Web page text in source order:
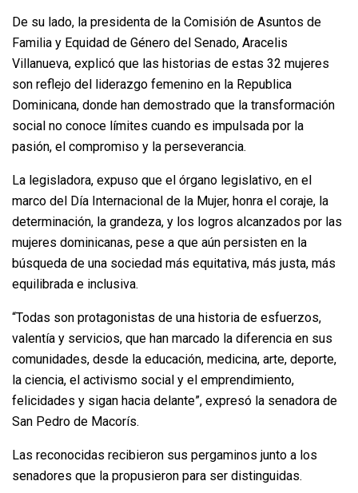
De su lado, la presidenta de la Comisión de Asuntos de
Familia y Equidad de Género del Senado, Aracelis
Villanueva, explicó que las historias de estas 32 mujeres
son reflejo del liderazgo femenino en la Republica
Dominicana, donde han demostrado que la transformación
social no conoce límites cuando es impulsada por la
pasión, el compromiso y la perseverancia.
La legisladora, expuso que el órgano legislativo, en el
marco del Día Internacional de la Mujer, honra el coraje, la
determinación, la grandeza, y los logros alcanzados por las
mujeres dominicanas, pese a que aún persisten en la
búsqueda de una sociedad más equitativa, más justa, más
equilibrada e inclusiva.
“Todas son protagonistas de una historia de esfuerzos,
valentía y servicios, que han marcado la diferencia en sus
comunidades, desde la educación, medicina, arte, deporte,
la ciencia, el activismo social y el emprendimiento,
felicidades y sigan hacia delante”, expresó la senadora de
San Pedro de Macorís.
Las reconocidas recibieron sus pergaminos junto a los
senadores que la propusieron para ser distinguidas.